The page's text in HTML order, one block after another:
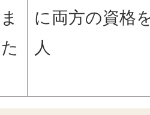
に両方の資格
人